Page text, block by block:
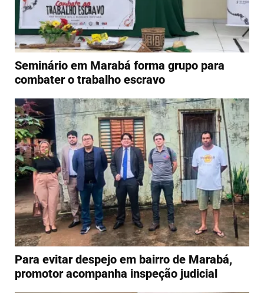
Seminário em Marabá forma grupo para
combater o trabalho escravo
Para evitar despejo em bairro de Marabá,
promotor acompanha inspeção judicial